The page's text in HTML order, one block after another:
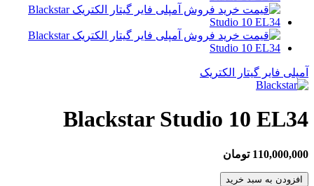
آمپلی فایر گیتار الکتریک
Blackstar Studio 10 EL34
110,000,000 تومان
افزودن به سبد خرید